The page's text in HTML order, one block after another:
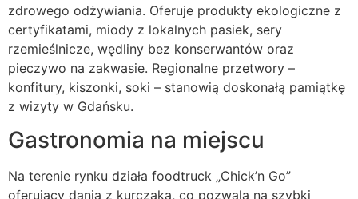
zdrowego odżywiania. Oferuje produkty ekologiczne z
certyfikatami, miody z lokalnych pasiek, sery
rzemieślnicze, wędliny bez konserwantów oraz
pieczywo na zakwasie. Regionalne przetwory –
konfitury, kiszonki, soki – stanowią doskonałą pamiątkę
z wizyty w Gdańsku.
Gastronomia na miejscu
Na terenie rynku działa foodtruck „Chick’n Go”
oferujący dania z kurczaka, co pozwala na szybki